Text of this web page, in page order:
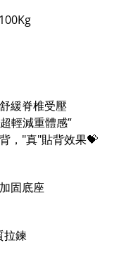
緩脊椎受壓
輕減重體感”
，"真"貼背效果💝
固底座
拉鍊